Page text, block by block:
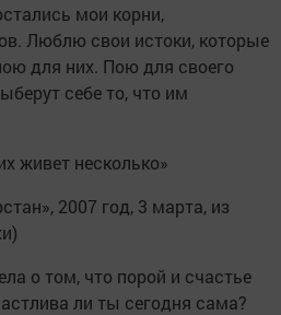
мои корни,
Люблю свои истоки, которые
для них. Пою для своего
себе то, что им
живет несколько»
2007 год, 3 марта, из
о том, что порой и счастье
ли ты сегодня сама?